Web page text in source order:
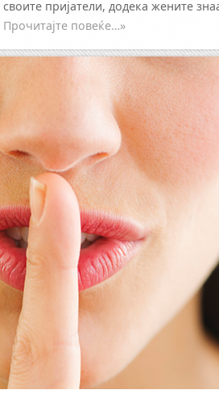
своите пријатели, додека жените
Прочитајте повеќе…»